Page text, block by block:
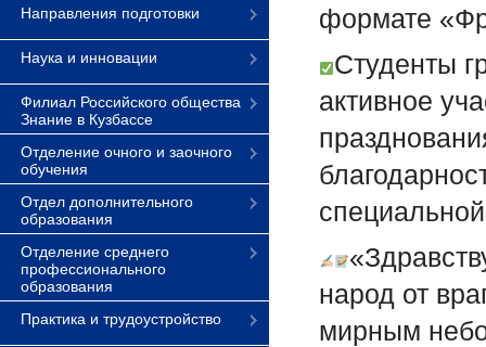
Направления подготовки
Наука и инновации
Филиал Российского общества
Знание в Кузбассе
Отделение очного и заочного
обучения
Отдел дополнительного
образования
Отделение среднего
профессионального
образования
Практика и трудоустройство
формате
Студенты
активное
народ от
мирным